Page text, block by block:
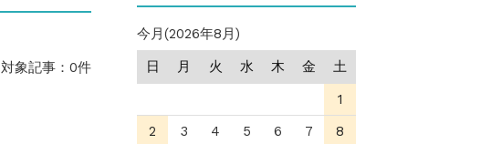
対象記事：0件
今月(2026年8月)
日
月 火 水 木 金
土
1
2
3 4 5 6 7
8